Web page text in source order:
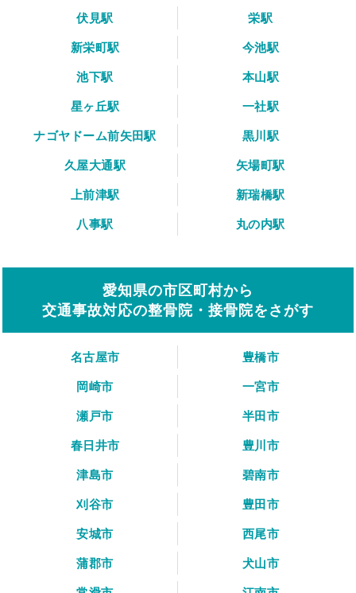
伏見駅
栄駅
新栄町駅
今池駅
池下駅
本山駅
星ヶ丘駅
一社駅
ナゴヤドーム前矢田駅
黒川駅
久屋大通駅
矢場町駅
上前津駅
新瑞橋駅
八事駅
丸の内駅
愛知県の市区町村から
交通事故対応の整骨院・接骨院をさがす
名古屋市
豊橋市
岡崎市
一宮市
瀬戸市
半田市
春日井市
豊川市
津島市
碧南市
刈谷市
豊田市
安城市
西尾市
蒲郡市
犬山市